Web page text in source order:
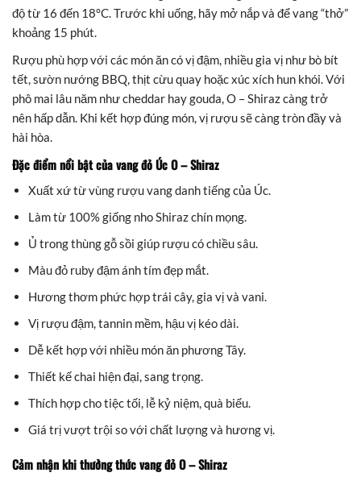
độ từ 16 đến 18°C. Trước khi uống, hãy mở nắp và để vang “thở”
khoảng 15 phút.
Rượu phù hợp với các món ăn có vị đậm, nhiều gia vị như bò bít
tết, sườn nướng BBQ, thịt cừu quay hoặc xúc xích hun khói. Với
phô mai lâu năm như cheddar hay gouda, O – Shiraz càng trở
nên hấp dẫn. Khi kết hợp đúng món, vị rượu sẽ càng tròn đầy và
hài hòa.
Đặc điểm nổi bật của vang đỏ Úc O – Shiraz
Xuất xứ từ vùng rượu vang danh tiếng của Úc.
Làm từ 100% giống nho Shiraz chín mọng.
Ủ trong thùng gỗ sồi giúp rượu có chiều sâu.
Màu đỏ ruby đậm ánh tím đẹp mắt.
Hương thơm phức hợp trái cây, gia vị và vani.
Vị rượu đậm, tannin mềm, hậu vị kéo dài.
Dễ kết hợp với nhiều món ăn phương Tây.
Thiết kế chai hiện đại, sang trọng.
Thích hợp cho tiệc tối, lễ kỷ niệm, quà biếu.
Giá trị vượt trội so với chất lượng và hương vị.
Cảm nhận khi thưởng thức vang đỏ O – Shiraz